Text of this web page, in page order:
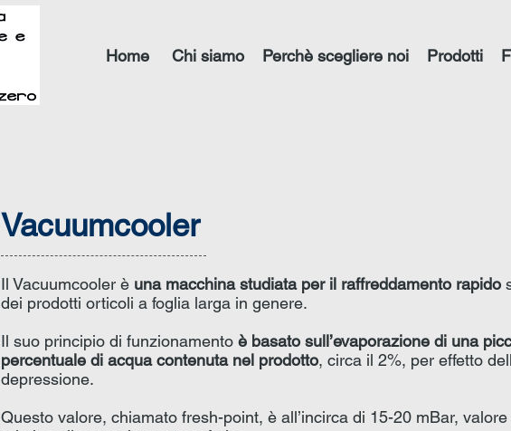
Vacuumcooler
Il Vacuumcooler è una macchina studiata per il raffreddamento rapido
dei prodotti orticoli a foglia larga in genere.
Il suo principio di funzionamento è basato sull’evaporazione di una
percentuale di acqua contenuta nel prodotto, circa il 2%, per effetto
depressione.
Questo valore, chiamato fresh-point, è all’incirca di 15-20 mBar,
Home Chi siamo Perchè scegliere noi Prodotti